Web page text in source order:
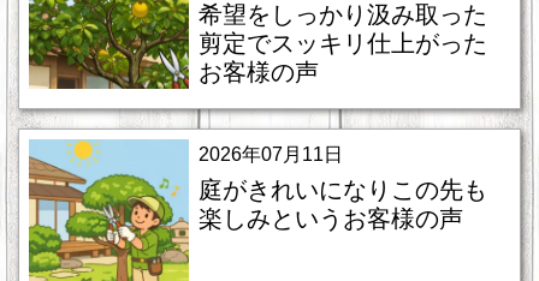
希望をしっかり汲み取った
剪定でスッキリ仕上がった
お客様の声
2026年07月11日
庭がきれいになりこの先も
楽しみというお客様の声